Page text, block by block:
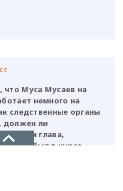
что Муса Мусаев на
немного на
следственные органы
должен ли
и сам глава,
был в курсе